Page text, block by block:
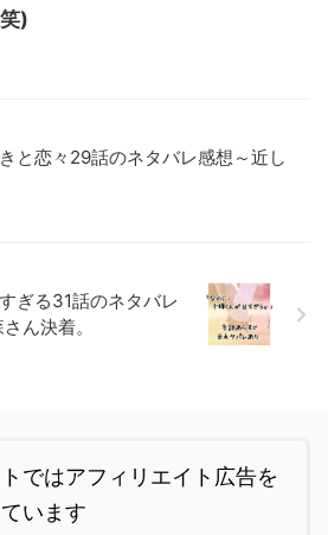
)
と恋々29話のネタバレ感想～近し
ぎる31話のネタバレ
ん決着。
ではアフィリエイト広告を
います